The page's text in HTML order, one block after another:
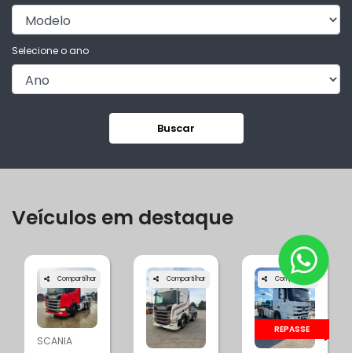
Selecione o ano
Buscar
Veículos em destaque
Compartilhar
SCANIA
Compartilhar
REPASSE
Compartilhar